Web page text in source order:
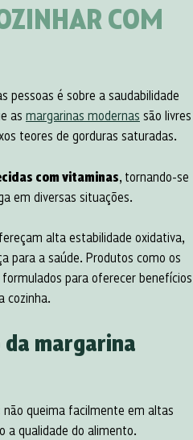
COM
pessoas é sobre a saudabilidade
as margarinas modernas são livres
teores de gorduras saturadas.
com vitaminas , tornando-se
em diversas situações.
alta estabilidade oxidativa,
para a saúde. Produtos como os
para oferecer benefícios
cozinha.
da margarina
não queima facilmente em altas
qualidade do alimento.